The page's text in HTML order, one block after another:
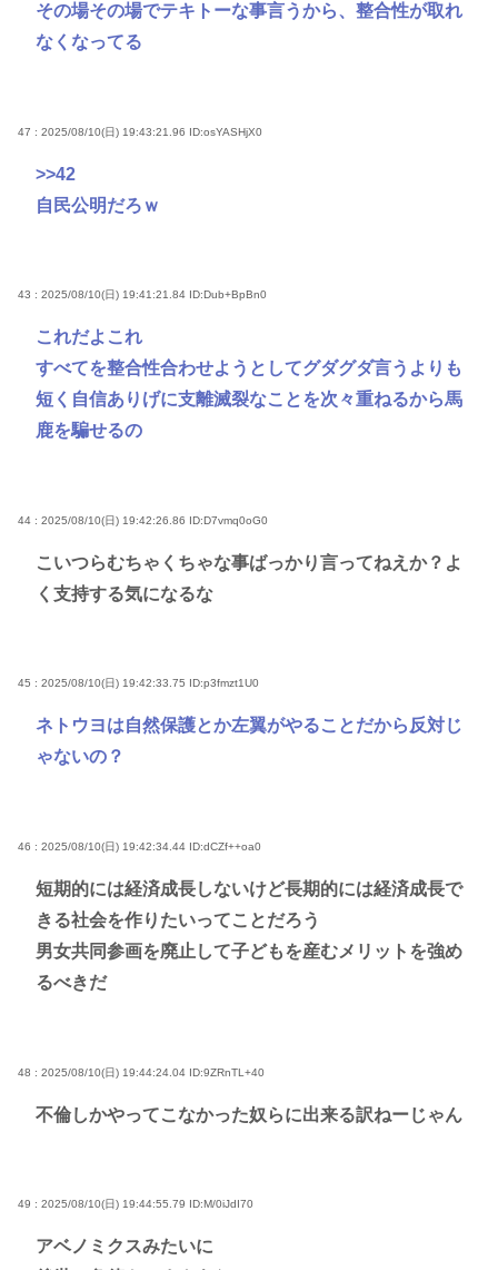
その場その場でテキトーな事言うから、整合性が取れ
なくなってる
47 : 2025/08/10(日) 19:43:21.96 ID:osYASHjX0
>>42
自民公明だろｗ
43 : 2025/08/10(日) 19:41:21.84 ID:Dub+BpBn0
これだよこれ
すべてを整合性合わせようとしてグダグダ言うよりも
短く自信ありげに支離滅裂なことを次々重ねるから馬
鹿を騙せるの
44 : 2025/08/10(日) 19:42:26.86 ID:D7vmq0oG0
こいつらむちゃくちゃな事ばっかり言ってねえか？よ
く支持する気になるな
45 : 2025/08/10(日) 19:42:33.75 ID:p3fmzt1U0
ネトウヨは自然保護とか左翼がやることだから反対じ
ゃないの？
46 : 2025/08/10(日) 19:42:34.44 ID:dCZf++oa0
短期的には経済成長しないけど長期的には経済成長で
きる社会を作りたいってことだろう
男女共同参画を廃止して子どもを産むメリットを強め
るべきだ
48 : 2025/08/10(日) 19:44:24.04 ID:9ZRnTL+40
不倫しかやってこなかった奴らに出来る訳ねーじゃん
49 : 2025/08/10(日) 19:44:55.79 ID:M/0iJdI70
アベノミクスみたいに